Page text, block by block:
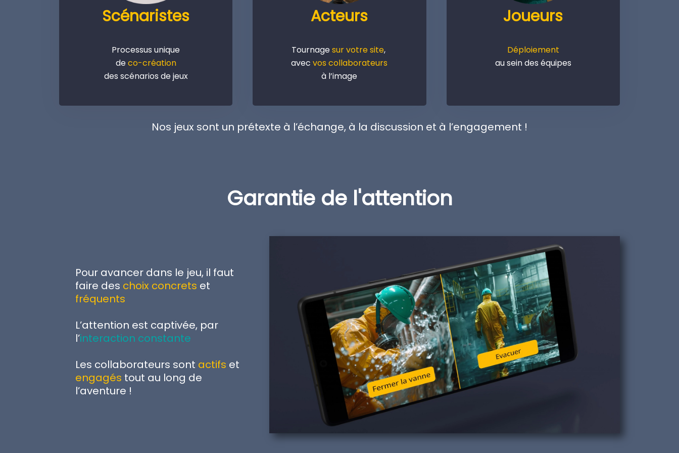
Scénaristes
Processus unique
deco-création
des scénarios de jeux
Acteurs
Tournagesur votre site,
avecvos collaborateurs
à l’image
Joueurs
Déploiement
au sein des équipes
Nos jeux sont un prétexte à l’échange, à la discussion et à l’engagement !
Garantie de l'attention
Pour avancer dans le jeu, il faut
faire des choix concrets et
fréquents
L’attention est captivée, par
l’interaction constante
Les collaborateurs sont actifs et
engagés tout au long de
l’aventure !